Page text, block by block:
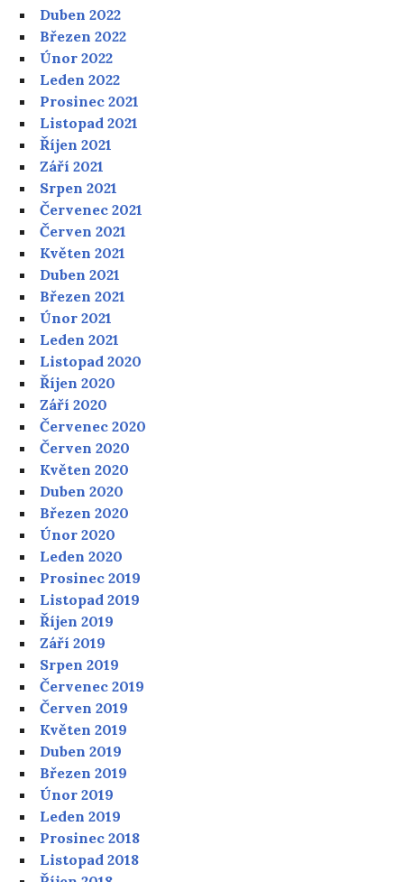
Duben 2022
Březen 2022
Únor 2022
Leden 2022
Prosinec 2021
Listopad 2021
Říjen 2021
Září 2021
Srpen 2021
Červenec 2021
Červen 2021
Květen 2021
Duben 2021
Březen 2021
Únor 2021
Leden 2021
Listopad 2020
Říjen 2020
Září 2020
Červenec 2020
Červen 2020
Květen 2020
Duben 2020
Březen 2020
Únor 2020
Leden 2020
Prosinec 2019
Listopad 2019
Říjen 2019
Září 2019
Srpen 2019
Červenec 2019
Červen 2019
Květen 2019
Duben 2019
Březen 2019
Únor 2019
Leden 2019
Prosinec 2018
Listopad 2018